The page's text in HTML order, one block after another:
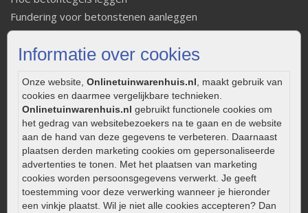
Informatie over cookies
Onze website, Onlinetuinwarenhuis.nl, maakt gebruik van
cookies en daarmee vergelijkbare technieken.
Onlinetuinwarenhuis.nl gebruikt functionele cookies om
het gedrag van websitebezoekers na te gaan en de website
aan de hand van deze gegevens te verbeteren. Daarnaast
plaatsen derden marketing cookies om gepersonaliseerde
advertenties te tonen. Met het plaatsen van marketing
cookies worden persoonsgegevens verwerkt. Je geeft
toestemming voor deze verwerking wanneer je hieronder
een vinkje plaatst. Wil je niet alle cookies accepteren? Dan
Fundering voor betonstenen aanleggen
Welke tuinstijl past bij mij
Strakke tuin inrichten
Onderhoud van gebakken bestrating
Aanlegtips voor gebakken bestrating
Zelf een terras aanleggen
Kleine stadstuin inrichten
0320 – 219170
Kaapstanderweg 41
8243 RB Lelystad